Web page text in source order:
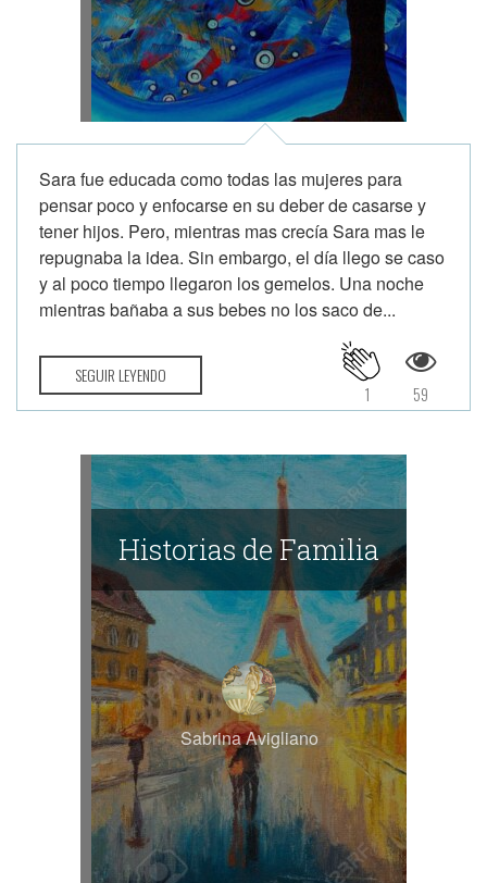
Sara fue educada como todas las mujeres para
pensar poco y enfocarse en su deber de casarse y
tener hijos. Pero, mientras mas crecía Sara mas le
repugnaba la idea. Sin embargo, el día llego se caso
y al poco tiempo llegaron los gemelos. Una noche
mientras bañaba a sus bebes no los saco de...
SEGUIR LEYENDO
59
1
Historias de Familia
Sabrina Avigliano